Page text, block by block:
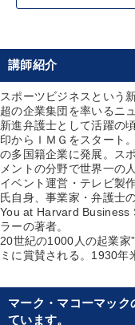
講師紹介
スポーツビジネスという
超の企業集団を率いるニ
新進弁護士として活躍の
印からＩＭＧをスタート
の多国籍企業に発展。ス
メントの分野で世界一の
イベント運営・テレビ製
氏自身、事業家・弁護士
You at Harvard Business
ラーの著者。
20世紀の1000人の起業家
ミに賞賛される。1930年
マーク・マコーマッ
ています。